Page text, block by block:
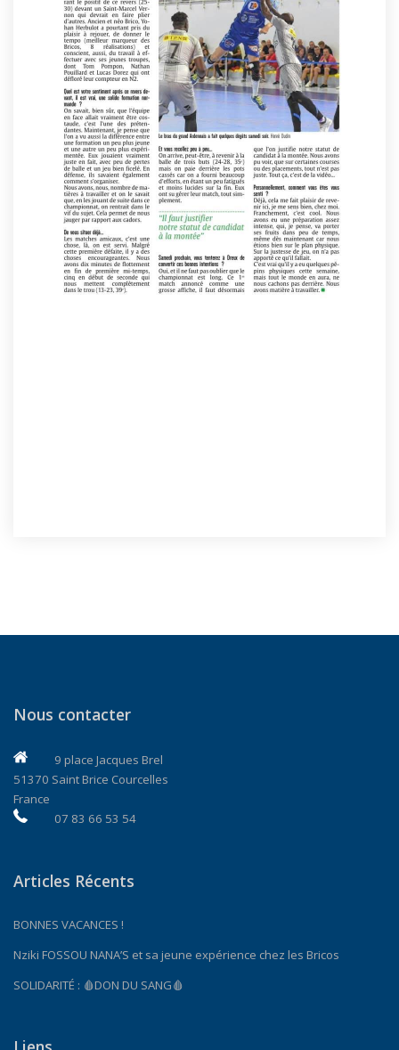
Nous contacter
9 place Jacques Brel
51370 Saint Brice Courcelles
France
07 83 66 53 54
Articles Récents
BONNES VACANCES !
Nziki FOSSOU NANA’S et sa jeune expérience chez les Bricos
SOLIDARITÉ : 🩸DON DU SANG🩸